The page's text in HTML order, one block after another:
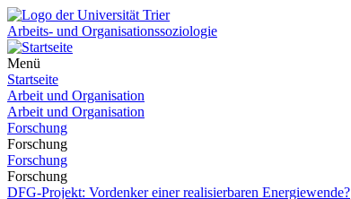
Arbeits- und Organisationssoziologie
Menü
Startseite
Arbeit und Organisation
Arbeit und Organisation
Forschung
Forschung
Forschung
Forschung
DFG-Projekt: Vordenker einer realisierbaren Energiewende?